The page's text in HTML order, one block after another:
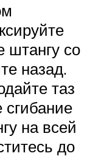
штангу со
назад.
таз
сгибание
на всей
до